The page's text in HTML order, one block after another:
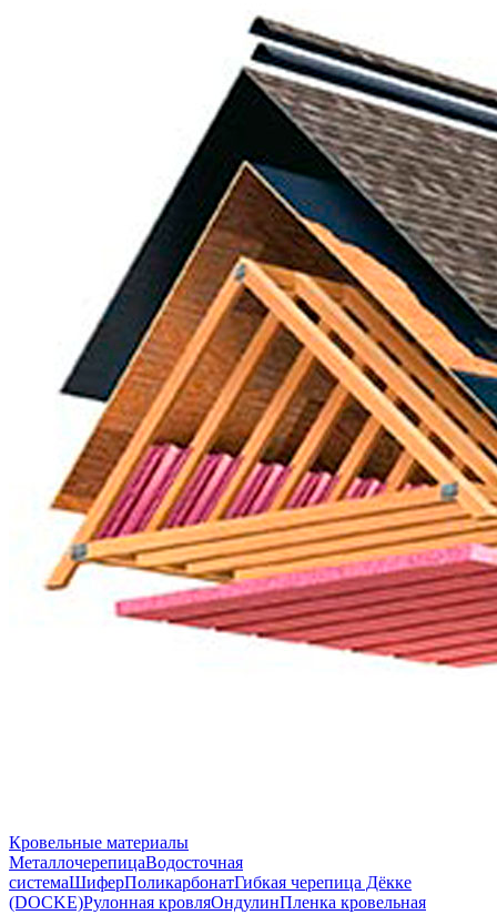
Кровельные материалы
МеталлочерепицаВодосточная
системаШиферПоликарбонатГибкая черепица Дёкке
(DOCKE)Рулонная кровляОндулинПленка кровельная